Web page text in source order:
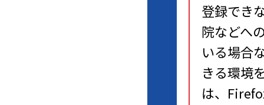
登録でき
院などへ
いる場合
きる環境
は、